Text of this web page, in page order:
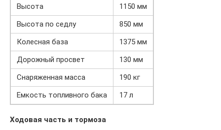
Высота
1150 мм
Высота по седлу
850 мм
Колесная база
1375 мм
Дорожный просвет
130 мм
Снаряженная масса
190 кг
Емкость топливного бака
17 л
Ходовая часть и тормоза